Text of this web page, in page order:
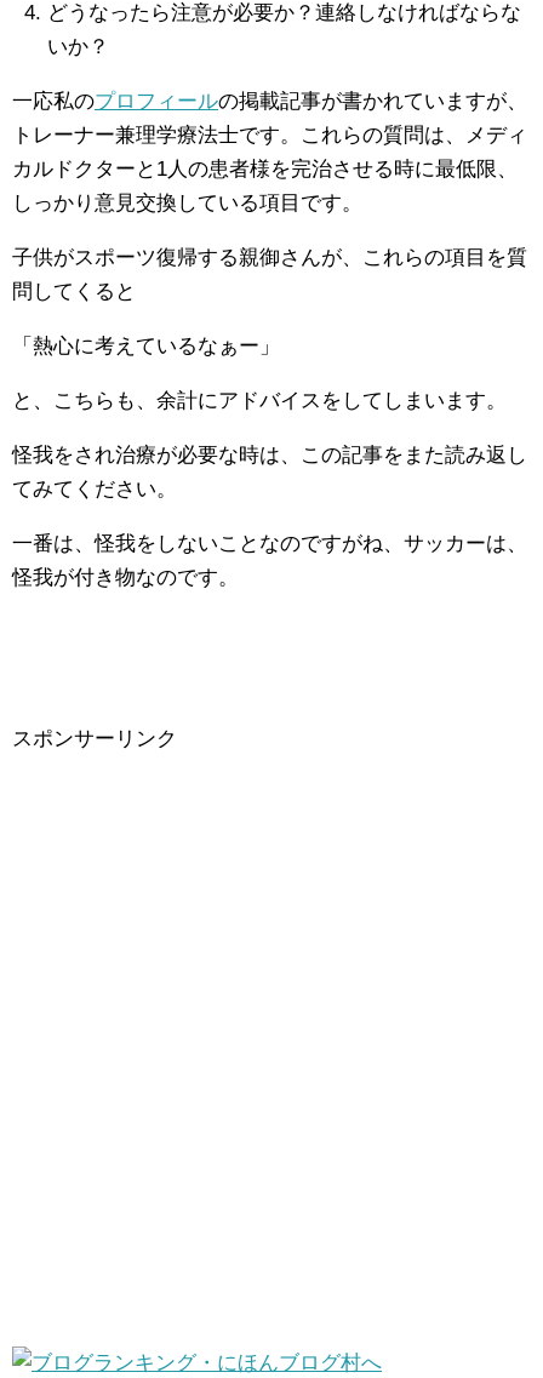
どうなったら注意が必要か？連絡しなければならな
いか？
一応私のプロフィールの掲載記事が書かれていますが、
トレーナー兼理学療法士です。これらの質問は、メディ
カルドクターと1人の患者様を完治させる時に最低限、
しっかり意見交換している項目です。
子供がスポーツ復帰する親御さんが、これらの項目を質
問してくると
「熱心に考えているなぁー」
と、こちらも、余計にアドバイスをしてしまいます。
怪我をされ治療が必要な時は、この記事をまた読み返し
てみてください。
一番は、怪我をしないことなのですがね、サッカーは、
怪我が付き物なのです。
スポンサーリンク